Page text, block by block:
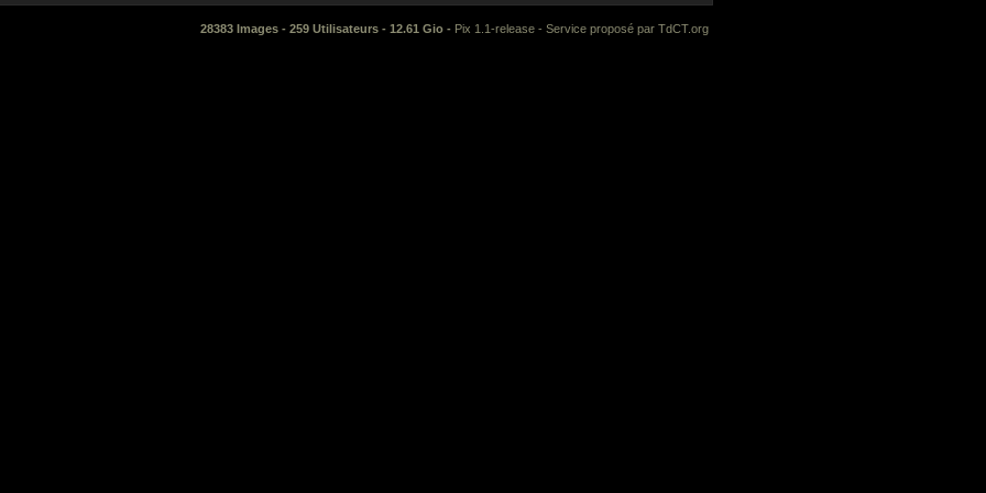
28383 Images - 259 Utilisateurs - 12.61 Gio - Pix 1.1-release - Service proposé par TdCT.org